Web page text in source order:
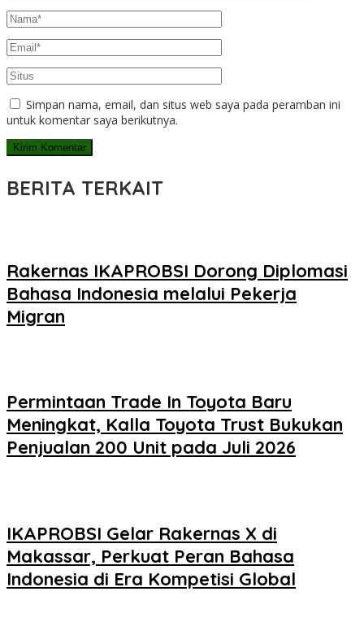
Simpan nama, email, dan situs web saya pada peramban ini
untuk komentar saya berikutnya.
BERITA TERKAIT
Rakernas IKAPROBSI Dorong Diplomasi
Bahasa Indonesia melalui Pekerja
Migran
Permintaan Trade In Toyota Baru
Meningkat, Kalla Toyota Trust Bukukan
Penjualan 200 Unit pada Juli 2026
IKAPROBSI Gelar Rakernas X di
Makassar, Perkuat Peran Bahasa
Indonesia di Era Kompetisi Global